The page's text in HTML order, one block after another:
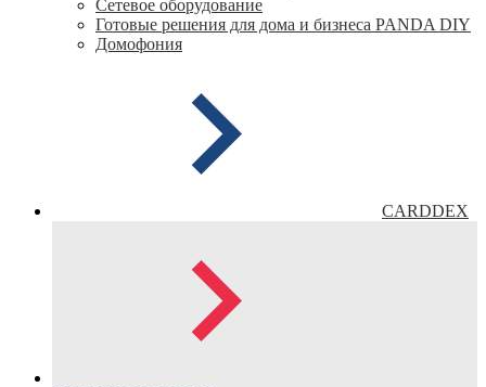
Сетевое оборудование
Готовые решения для дома и бизнеса PANDA DIY
Домофония
CARDDEX